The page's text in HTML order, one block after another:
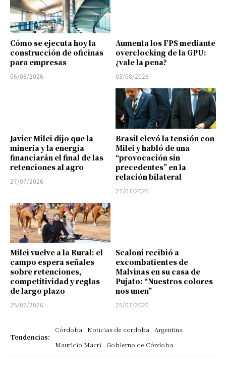
Cómo se ejecuta hoy la
construcción de oficinas
para empresas
06/08/2026
Aumenta los FPS mediante
overclocking de la GPU:
¿vale la pena?
03/08/2026
Javier Milei dijo que la
minería y la energía
financiarán el final de las
retenciones al agro
27/07/2026
Brasil elevó la tensión con
Milei y habló de una
“provocación sin
precedentes” en la
relación bilateral
27/07/2026
Milei vuelve a la Rural: el
campo espera señales
sobre retenciones,
competitividad y reglas
de largo plazo
25/07/2026
Scaloni recibió a
excombatientes de
Malvinas en su casa de
Pujato: “Nuestros colores
nos unen”
25/07/2026
Tendencias:
Córdoba Noticias de cordoba
Argentina
Mauricio Macri
Gobierno de Córdoba